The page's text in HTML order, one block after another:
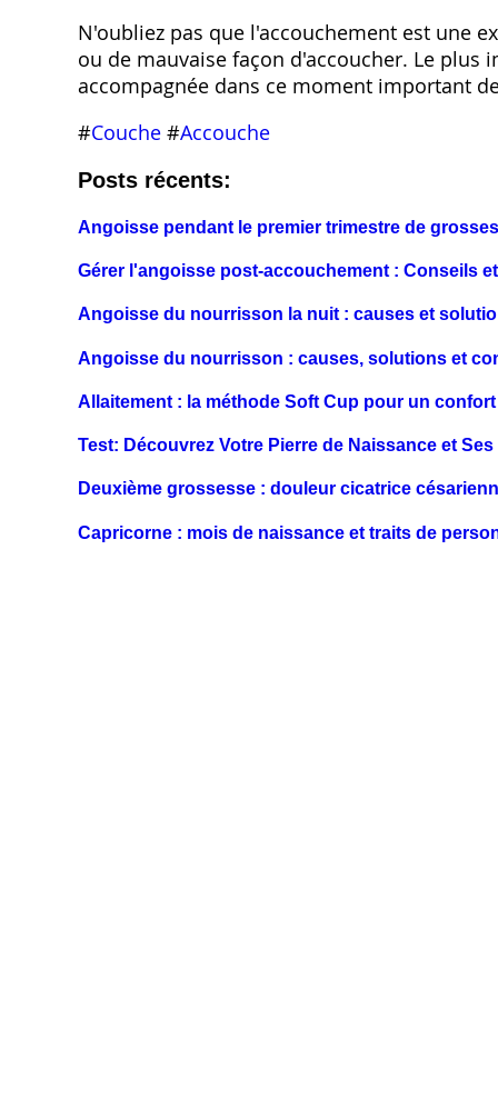
N'oubliez pas que l'accouchement est une
ou de mauvaise façon d'accoucher. Le plus
accompagnée dans ce moment important
#Couche #Accouche
Posts récents:
Angoisse pendant le premier trimestre de
Gérer l'angoisse post-accouchement : Conseils
Angoisse du nourrisson la nuit : causes et
Angoisse du nourrisson : causes, solutions et
Allaitement : la méthode Soft Cup pour un
Test: Découvrez Votre Pierre de Naissance et
Deuxième grossesse : douleur cicatrice
Capricorne : mois de naissance et traits de